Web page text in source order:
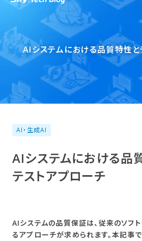
AIシステムに​おける​品​質特性
AI・生成AI
AIシステムに​おける​品​
テストアプローチ
AIシステムの品質保証は、従来のソフ
るアプローチが求められます。本記事